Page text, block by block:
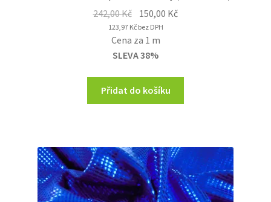
242,00Kč Original
price
was:
242,00 Kč.
150,00 KčCurrent
123,97 Kčbez DPH
Cena za 1 m
SLEVA 38%
Přidat do košíku